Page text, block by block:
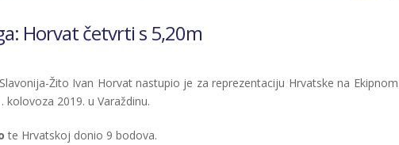
Horvat četvrti s 5,20m
Žito Ivan Horvat nastupio je za reprezentaciju Hrvatske na Ekipnom
2019. u Varaždinu.
te Hrvatskoj donio 9 bodova.